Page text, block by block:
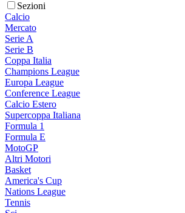
Sezioni
Calcio
Mercato
Serie A
Serie B
Coppa Italia
Champions League
Europa League
Conference League
Calcio Estero
Supercoppa Italiana
Formula 1
Formula E
MotoGP
Altri Motori
Basket
America's Cup
Nations League
Tennis